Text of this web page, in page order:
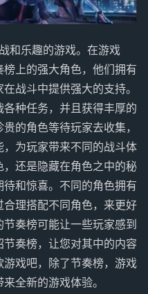
和乐趣的游戏。在游戏
上的强大角色，他们拥有
战斗中提供强大的支持。
种任务，并且获得丰厚的
的角色等待玩家去收集，
为玩家带来不同的战斗体
还是隐藏在角色之中的秘
和惊喜。不同的角色拥有
理搭配不同角色，来更好
奏榜可能让一些玩家感到
奏榜，让您对其中的内容
戏吧，除了节奏榜，游戏
全新的游戏体验。